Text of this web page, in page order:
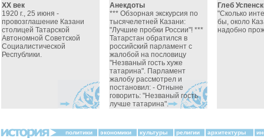
ХХ век
1920 г., 25 июня -
провозглашение Казани
столицей Татарской
Автономной Советской
Социалистической
Республики.
Анекдоты
*** Обзорная экскурсия по
тысячелетней Казани:
"Лучшие пробки России"! ***
Татарстан обратился в
российский парламент с
жалобой на пословицу
"Незваный гость хуже
татарина". Парламент
жалобу рассмотрел и
постановил: - Отныне
говорить: "Незваный гость
лучше татарина".
Глеб
"Сколько
бы, около
надобно
политики экономики культуры религии архитектуры